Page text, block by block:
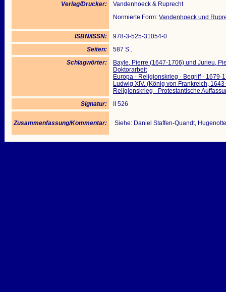
Verlag/Drucker:
Vandenhoeck & Ruprecht
Normierte Form: Vandenhoeck und
ISBN/ISSN:
978-3-525-31054-0
Seiten:
587 S..
Schlagwörter:
Bayle, Pierre (1647-1706) und Jurieu,
Doktorarbeit
Europa - Religionskrieg - Begriff - 1679-
Ludwig XIV. (König von Frankreich,
Religionskrieg - Protestantische
Signatur:
II 526
Zusammenfassung/Kommentar: Siehe: Daniel Staffen-Quandt,